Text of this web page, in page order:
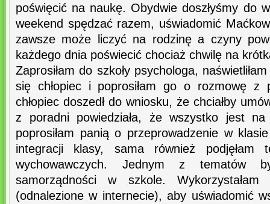
poświęcić na naukę. Obydwie doszłyśmy do
weekend spędzać razem, uświadomić
zawsze może liczyć na rodzinę a czyny
każdego dnia poświecić chociaż chwilę na
Zaprosiłam do szkoły psychologa,
się chłopiec i poprosiłam go o rozmowę z
chłopiec doszedł do wniosku, że chciałby
z poradni powiedziała, że wszystko jest
poprosiłam panią o przeprowadzenie w
integracji klasy, sama również podjęłam
wychowawczych. Jednym z tematów
samorządności w szkole. Wykorzystałam
(odnalezione w internecie), aby uświadomić